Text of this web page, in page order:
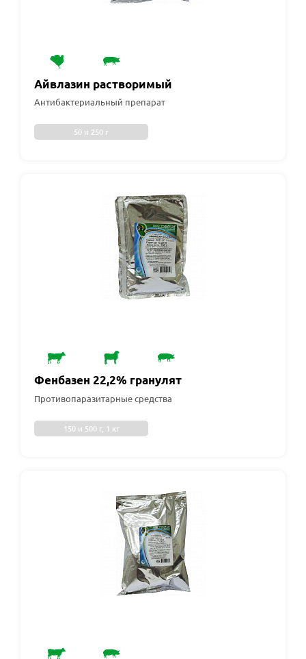
Айвлазин растворимый
Антибактериальный препарат
50 и 250 г
Фенбазен 22,2% гранулят
Противопаразитарные средства
150 и 500 г, 1 кг